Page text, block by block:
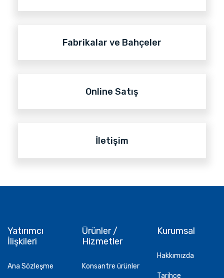
Fabrikalar ve Bahçeler
Online Satış
İletişim
Yatırımcı
İlişkileri
Ana Sözleşme
Ürünler /
Hizmetler
Konsantre ürünler
Kurumsal
Hakkımızda
Tarihçe